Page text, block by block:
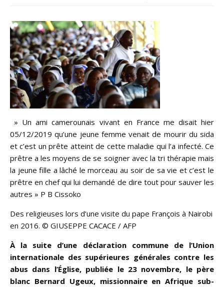
» Un ami camerounais vivant en France me disait hier
05/12/2019 qu’une jeune femme venait de mourir du sida
et c’est un prête atteint de cette maladie qui l’a infecté. Ce
prêtre a les moyens de se soigner avec la tri thérapie mais
la jeune fille a lâché le morceau au soir de sa vie et c’est le
prêtre en chef qui lui demandé de dire tout pour sauver les
autres » P B Cissoko
Des religieuses lors d’une visite du pape François à Nairobi
en 2016. © GIUSEPPE CACACE / AFP
À la suite d’une déclaration commune de l’Union
internationale des supérieures générales contre les
abus dans l’Église, publiée le 23 novembre, le père
blanc Bernard Ugeux, missionnaire en Afrique sub-